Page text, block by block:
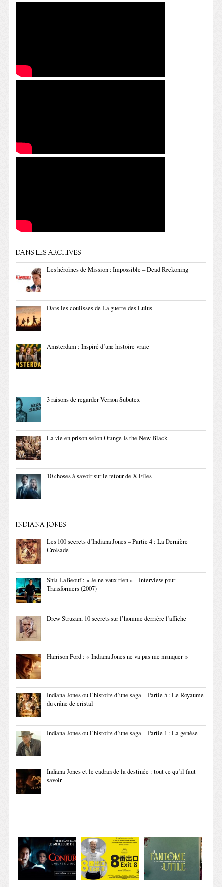
DANS LES ARCHIVES
Les héroïnes de Mission : Impossible – Dead Reckoning
Dans les coulisses de La guerre des Lulus
Amsterdam : Inspiré d’une histoire vraie
3 raisons de regarder Vernon Subutex
La vie en prison selon Orange Is the New Black
10 choses à savoir sur le retour de X-Files
INDIANA JONES
Les 100 secrets d’Indiana Jones – Partie 4 : La Dernière
Croisade
Shia LaBeouf : « Je ne vaux rien » – Interview pour
Transformers (2007)
Drew Struzan, 10 secrets sur l’homme derrière l’affiche
Harrison Ford : « Indiana Jones ne va pas me manquer »
Indiana Jones ou l’histoire d’une saga – Partie 5 : Le Royaume
du crâne de cristal
Indiana Jones ou l’histoire d’une saga – Partie 1 : La genèse
Indiana Jones et le cadran de la destinée : tout ce qu’il faut
savoir